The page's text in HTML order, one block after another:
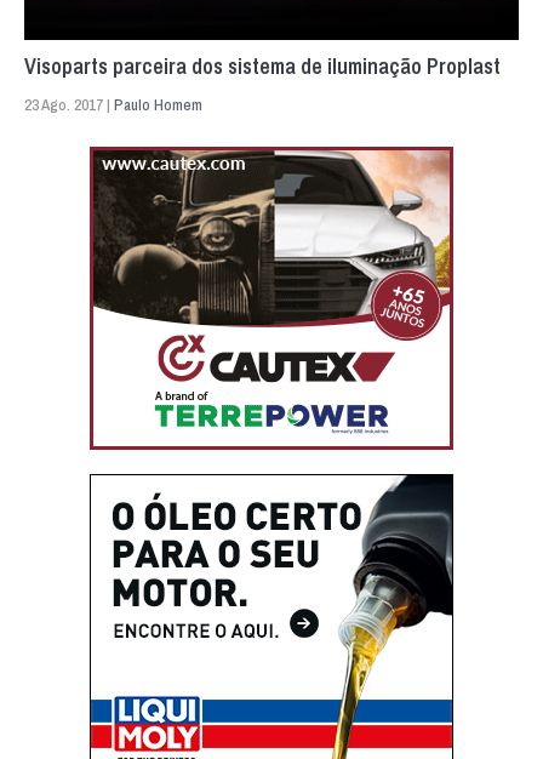
Visoparts parceira dos sistema de iluminação Proplast
23 Ago. 2017 | Paulo Homem